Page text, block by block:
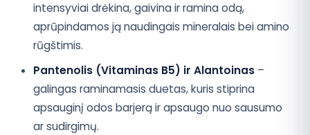
intensyviai drėkina, gaivina ir ramina odą,
aprūpindamos ją naudingais mineralais bei amino
rūgštimis.
Pantenolis (Vitaminas B5) ir Alantoinas –
galingas raminamasis duetas, kuris stiprina
apsauginį odos barjerą ir apsaugo nuo sausumo
ar sudirgimų.